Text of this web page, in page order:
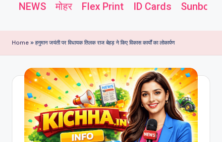
NEWS मोहर Flex Print ID Cards
Home » हनुमान जयंती पर विधायक तिलक राज बेहड़ ने किए विकास कार्यों का लोकार्पण